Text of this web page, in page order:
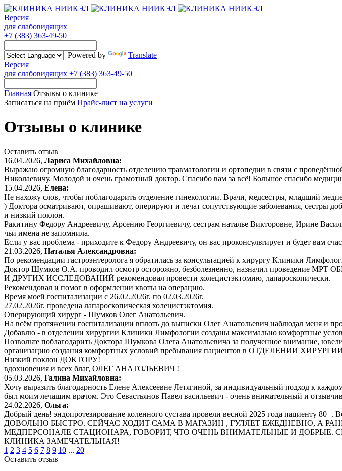
Версия
для слабовидящих
+7 (383) 363-49-50
Powered by
Translate
Версия
для слабовидящих +7 (383) 363-49-50
Главная Отзывы о клинике
Записаться на приём Прайс-лист на услуги
Отзывы о клинике
Оставить отзыв
16.04.2026, Лариса Михайловна:
Выражаю огромную благодарность отделению травматологии и ортопедии в связи с
Николаевичу. Молодой и очень грамотный доктор. Спасибо вам за всё! Большое спасибо
15.04.2026, Елена:
Не нахожу слов, чтобы поблагодарить отделение гинекологии. Врачи, медсестры, младший
) Доктора осматривают, опрашивают, оперируют и лечат сопутствующие заболевания, сестры
и низкий поклон.
Ракитину Федору Андреевичу, Арсению Георгиевичу, сестрам наталье Викторовне, Ирине
чьи имена не запомнила.
Если у вас проблема - приходите к Федору Андреевичу, он вас проконсультирует и будет вам
21.03.2026, Наталья Александровна:
По рекомендации гастроэнтеролога я обратилась за консультацией к хирургу Клиники
Доктор Шумков О.А. проводил осмотр осторожно, безболезненно, назначил проведение МРТ
И ДРУГИХ ИССЛЕДОВАНИЙ рекомендовал провести холецистэктомию, лапароскопически.
Рекомендовал и помог в оформлении квоты на операцию.
Время моей госпитализации с 26.02.2026г. по 02.03.2026г.
27.02.2026г. проведена лапароскопическая холецистэктомия.
Оперирующий хирург - Шумков Олег Анатольевич.
На всём протяжении госпитализации вплоть до выписки Олег Анатольевич наблюдал меня и
Добавлю - в отделении хирургии Клиники Лимфологии созданы максимально комфортные
Позвольте поблагодарить Доктора Шумкова Олега Анатольевича за полученное внимание,
организацию создания комфортных условий пребывания пациентов в ОТДЕЛЕНИИ
Низкий поклон ДОКТОРУ!
вдохновения и всех благ, ОЛЕГ АНАТОЛЬЕВИЧ !
05.03.2026, Галина Михайловна:
Хочу выразить благодарность Елене Алексеевне Летягиной, за индивидуальный подход к
был моим лечащим врачом. Это Севастьянов Павел васильевич - очень внимательный и
24.02.2026, Ольга:
Добрый день! эндопротезирование коленного сустава провели весной 2025 года
ДОВОЛЬНО БЫСТРО. СЕЙЧАС ХОДИТ САМА В МАГАЗИН , ГУЛЯЕТ ЕЖЕДНЕВНО, А
МЕДПЕРСОНАЛЕ СТАЦИОНАРА, ГОВОРИТ, ЧТО ОЧЕНЬ ВНИМАТЕЛЬНЫЕ И
КЛИНИКА ЗАМЕЧАТЕЛЬНАЯ!
1 2 3 4 5 6 7 8 9 10 ... 20
Оставить отзыв